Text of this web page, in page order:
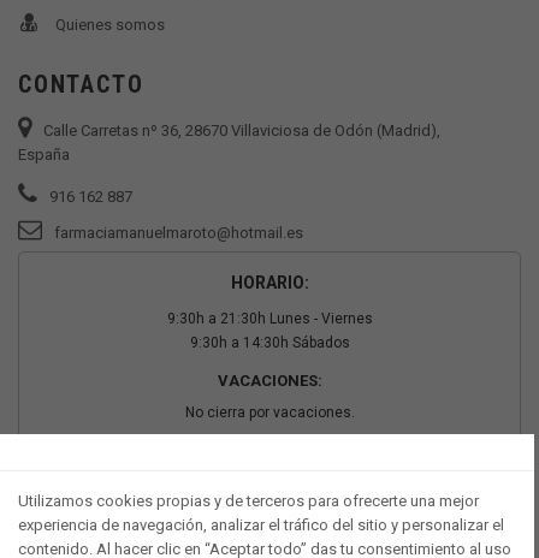
Quienes somos
CONTACTO
Calle Carretas nº 36, 28670 Villaviciosa de Odón (Madrid),
España
916 162 887
farmaciamanuelmaroto@hotmail.es
HORARIO:
9:30h a 21:30h Lunes - Viernes
9:30h a 14:30h Sábados
VACACIONES:
No cierra por vacaciones.
Utilizamos cookies propias y de terceros para ofrecerte una mejor
experiencia de navegación, analizar el tráfico del sitio y personalizar el
contenido. Al hacer clic en “Aceptar todo” das tu consentimiento al uso